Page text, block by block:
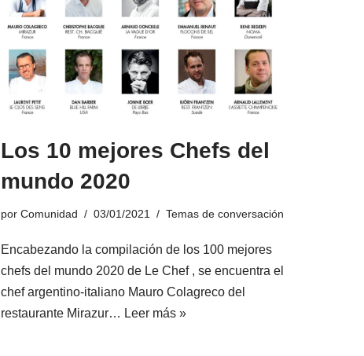
Los 10 mejores Chefs del
mundo 2020
por Comunidad 03/01/2021 Temas de conversación
Encabezando la compilación de los 100 mejores
chefs del mundo 2020 de Le Chef , se encuentra el
chef argentino-italiano Mauro Colagreco del
restaurante Mirazur… Leer más »